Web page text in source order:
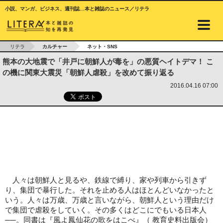
小説、マンガ、ビジネス、週刊誌…本と雑誌のニュース／リテラ
リテラ カルチャー ネット・SNS
熊本の大地震で「井戸に朝鮮人が毒を」の悪質ヘイトデマ！ こ
の機に関東大震災「朝鮮人虐殺」を改めて振り返る
2016.04.16 07:00
人々は朝鮮人と見るや、鉄線で縛り、家や列車から引きず
り、集団で暴行した。それを止める人はほとんどいなかったと
いう。人々は万歳、万歳と言いながら、朝鮮人という理由だけ
で集団で虐殺をしていく。その多くはどこにでもいる日本人
──。同書は『風よ鳳仙花の歌をはこべ』（ 教育史料出版会）